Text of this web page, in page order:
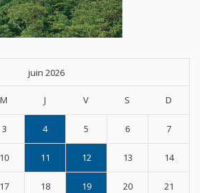
juin 2026
M J V S D
3 4 5 6 7
10 11 12 13 14
17 18 19 20 21